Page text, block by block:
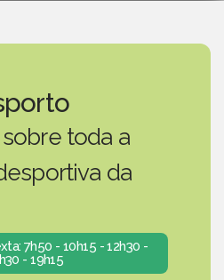
toda a
da
7h50 - 10h15 - 12h30 -
- 19h15